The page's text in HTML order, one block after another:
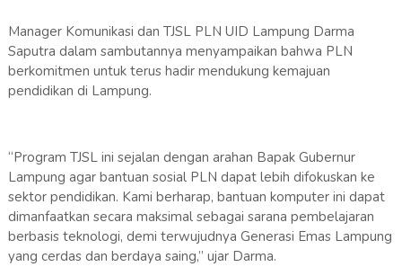
Manager Komunikasi dan TJSL PLN UID Lampung Darma
Saputra dalam sambutannya menyampaikan bahwa PLN
berkomitmen untuk terus hadir mendukung kemajuan
pendidikan di Lampung.
“Program TJSL ini sejalan dengan arahan Bapak Gubernur
Lampung agar bantuan sosial PLN dapat lebih difokuskan ke
sektor pendidikan. Kami berharap, bantuan komputer ini dapat
dimanfaatkan secara maksimal sebagai sarana pembelajaran
berbasis teknologi, demi terwujudnya Generasi Emas Lampung
yang cerdas dan berdaya saing,” ujar Darma.